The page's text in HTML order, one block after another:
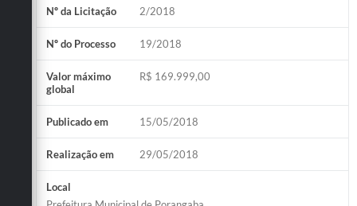
Nº da Licitação 2/2018
Nº do Processo 19/2018
Valor máximo
global
R$ 169.999,00
Publicado em 15/05/2018
Realização em 29/05/2018
Local